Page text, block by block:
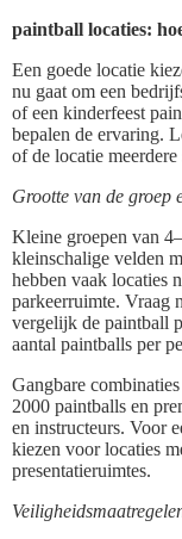
paintball locaties:
Een goede locatie
nu gaat om een
of een kinderfeest
bepalen de ervaring.
of de locatie
Grootte van de groep
Kleine groepen van
kleinschalige velden
hebben vaak locaties
parkeerruimte. Vraag
vergelijk de paintball
aantal paintballs per
Gangbare
2000 paintballs en
en instructeurs. Voor
kiezen voor locaties
presentatieruimtes.